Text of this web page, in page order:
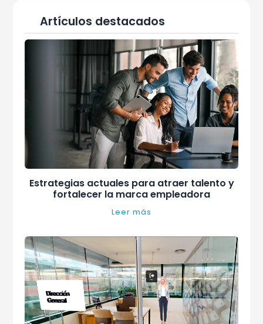
Artículos destacados
Estrategias actuales para atraer talento y
fortalecer la marca empleadora
Leer más